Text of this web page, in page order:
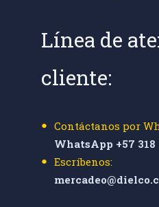
Línea de
cliente:
Contáctanos por
WhatsApp +57 318
Escríbenos: